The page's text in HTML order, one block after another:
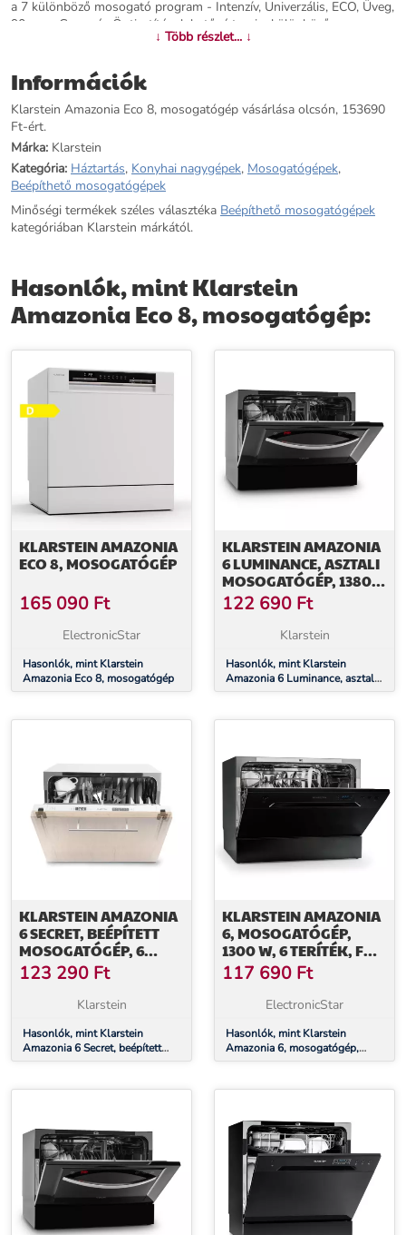
a 7 különböző mosogató program - Intenzív, Univerzális, ECO, Üveg,
90 perc, Gyors és Öntisztító - lehetővé teszi a különböző
mosogatási igényekhez való egyéni alkalmazkodást. A Klarstein
szimbólumokkal jeleníti meg a funkciókat, beleértve a rendkívül
alacsony energiafogyasztást biztosító ECO üzemmódot is. A D
energiahatékonysági osztálynak köszönhetően a mosogatógép
rendkívül energiatakarékos. A mindössze 49 dB-es zajszint
kellemesen csendes működést garantál. Az olyan biztonsági
funkciók, mint az Aqua Stop és a gyermekzár további védelmet
nyújtanak az esetleges balesetek ellen.
További információk>>
↓ Több részlet... ↓
Információk
Klarstein Amazonia Eco 8, mosogatógép vásárlása olcsón, 153690
Ft-ért.
Márka: Klarstein
Kategória: Háztartás, Konyhai nagygépek, Mosogatógépek,
Beépíthető mosogatógépek
Minőségi termékek széles választéka Beépíthető mosogatógépek
kategóriában Klarstein márkától.
Hasonlók, mint Klarstein
Amazonia Eco 8, mosogatógép:
KLARSTEIN AMAZONIA
ECO 8, MOSOGATÓGÉP
165 090 Ft
ElectronicStar
Hasonlók, mint Klarstein
Amazonia Eco 8, mosogatógép
KLARSTEIN AMAZONIA
6 LUMINANCE, ASZTALI
MOSOGATÓGÉP, 1380
W, 6 TERÍTÉK, F
ENERGIAHATÉKONYSÁGI
122 690 Ft
Klarstein
Hasonlók, mint Klarstein
Amazonia 6 Luminance, asztali
mosogatógép, 1380 W, 6
osztály
KLARSTEIN AMAZONIA
6 SECRET, BEÉPÍTETT
MOSOGATÓGÉP, 6
PROGRAM, FEHÉR
123 290 Ft
Klarstein
Hasonlók, mint Klarstein
Amazonia 6 Secret, beépített
mosogatógép, 6 program, fehér
KLARSTEIN AMAZONIA
6, MOSOGATÓGÉP,
1300 W, 6 TERÍTÉK, F
ENERGIAHATÉKONYSÁGI
OSZTÁLY, 49 DB,
NYOMÓGOMBOS
117 690 Ft
ElectronicStar
Hasonlók, mint Klarstein
Amazonia 6, mosogatógép,
1300 W, 6 teríték, F
dB, nyomógombos vezérlés